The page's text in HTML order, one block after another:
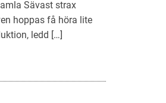
Sävast strax
hoppas få höra lite
ledd […]